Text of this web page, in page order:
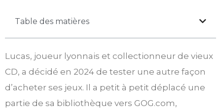
Table des matières
Lucas, joueur lyonnais et collectionneur de vieux
CD, a décidé en 2024 de tester une autre façon
d’acheter ses jeux. Il a petit à petit déplacé une
partie de sa bibliothèque vers GOG.com,